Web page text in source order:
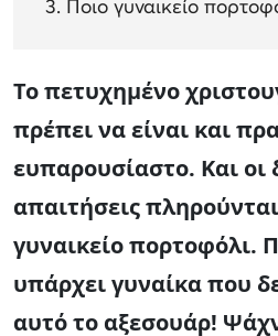
Ποιο γυναικείο
Το πετυχημένο
πρέπει να είναι και
ευπαρουσίαστο. Και οι
απαιτήσεις
γυναικείο πορτοφόλι.
υπάρχει γυναίκα που
αυτό το αξεσουάρ!